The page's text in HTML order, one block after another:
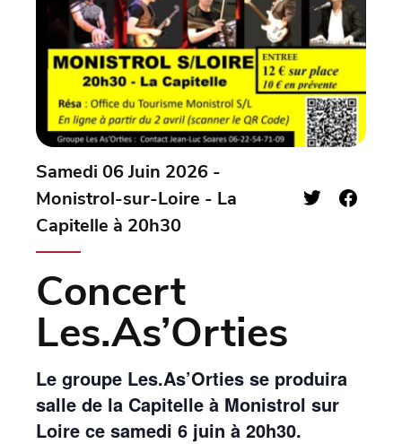
Samedi 06 Juin 2026 -
Monistrol-sur-Loire - La
Capitelle à 20h30
Concert
Les.As’Orties
Le groupe Les.As’Orties se produira
salle de la Capitelle à Monistrol sur
Loire ce samedi 6 juin à 20h30.